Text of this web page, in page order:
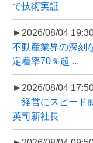
で技術実証
►2026/08/04
不動産業界の深刻
定着率70％超 ...
►2026/08/04
「経営にスピー
英司新社長